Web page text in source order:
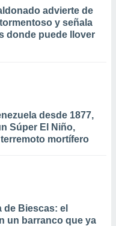
advierte de
y señala
donde puede llover
desde 1877,
Súper El Niño,
mortífero
de Biescas: el
un barranco que ya